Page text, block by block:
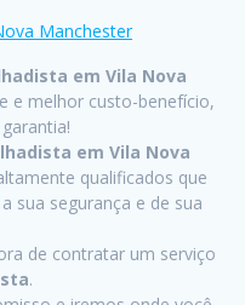
em Vila Nova
e melhor custo-benefício,
em Vila Nova
qualificados que
sua segurança e de sua
de contratar um serviço
.